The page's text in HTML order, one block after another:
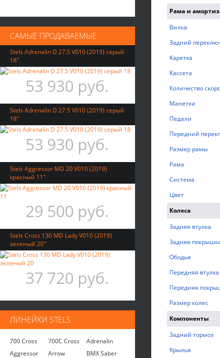
САМЫЕ ПРОДАВАЕМЫЕ
Stels Adrenalin D 27.5 V010 (2019) серый
18"
53 930 руб.
Stels Adrenalin D 27.5 V010 (2019) серый
18"
53 930 руб.
Stels Aggressor MD 20 V010 (2019)
красный 11"
29 500 руб.
Stels Cross 130 MD Lady V010 (2019)
зеленый 20"
37 720 руб.
ЛИНЕЙКИ STELS
700 Cross 700C Cross
Adrenalin
Aggressor
Arrow
BMX Saber
Рама и
Вилка
Задний
Каретка
Кассета
Количество
Манетки
Педали
Передний
Размер рамы
Рама
Система
Цвет
Колеса
Задняя втулка
Задняя
Ободья
Передняя втулка
Передняя
Размер колес
Компоненты
Задний тормоз
Крылья